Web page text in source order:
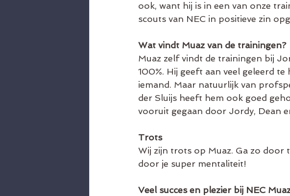
ook, want hij is in een van onze
scouts van NEC in positieve zin
Wat vindt Muaz van de trainingen?
Muaz zelf vindt de trainingen bij
100%. Hij geeft aan veel geleerd
iemand. Maar natuurlijk van
der Sluijs heeft hem ook goed
vooruit gegaan door Jordy, Dean
Trots
Wij zijn trots op Muaz. Ga zo door
door je super mentaliteit!
Veel succes en plezier bij NEC